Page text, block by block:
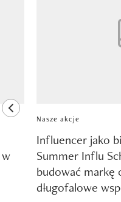
previous element
Nasze akcje
Influencer jako
Summer Influ
budować markę
długofalowe